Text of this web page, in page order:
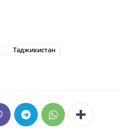
Таджикистан